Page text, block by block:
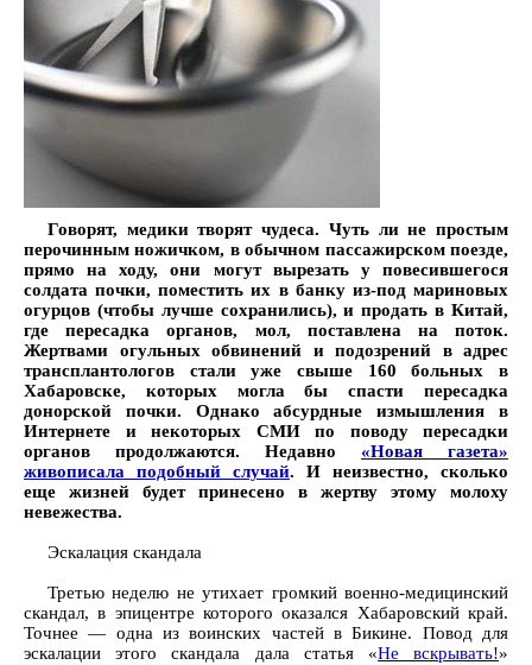
Говорят, медики творят чудеса. Чуть ли не простым
перочинным ножичком, в обычном пассажирском поезде,
прямо на ходу, они могут вырезать у повесившегося
солдата почки, поместить их в банку из-под мариновых
огурцов (чтобы лучше сохранились), и продать в Китай,
где пересадка органов, мол, поставлена на поток.
Жертвами огульных обвинений и подозрений в адрес
трансплантологов стали уже свыше 160 больных в
Хабаровске, которых могла бы спасти пересадка
донорской почки. Однако абсурдные измышления в
Интернете и некоторых СМИ по поводу пересадки
органов продолжаются. Недавно «Новая газета»
живописала подобный случай. И неизвестно, сколько
еще жизней будет принесено в жертву этому молоху
невежества.
Эскалация скандала
Третью неделю не утихает громкий военно-медицинский
скандал, в эпицентре которого оказался Хабаровский край.
Точнее — одна из воинских частей в Бикине. Повод для
эскалации этого скандала дала статья «Не вскрывать!»